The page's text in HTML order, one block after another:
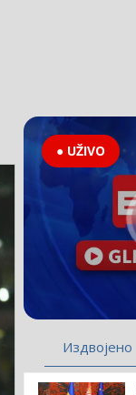
● UŽIVO
Издвојено